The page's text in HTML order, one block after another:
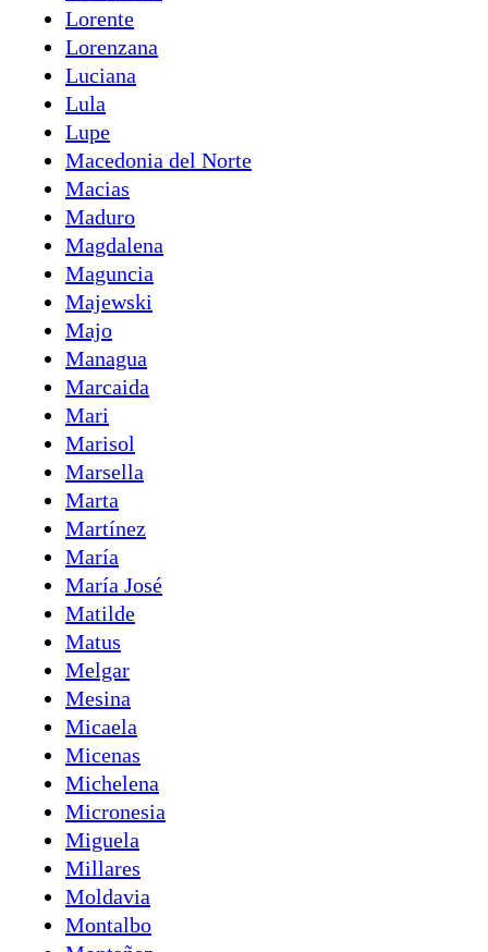
Lorente
Lorenzana
Luciana
Lula
Lupe
Macedonia del Norte
Macias
Maduro
Magdalena
Maguncia
Majewski
Majo
Managua
Marcaida
Mari
Marisol
Marsella
Marta
Martínez
María
María José
Matilde
Matus
Melgar
Mesina
Micaela
Micenas
Michelena
Micronesia
Miguela
Millares
Moldavia
Montalbo